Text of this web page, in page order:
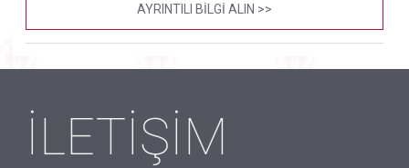
AYRINTILI BİLGİ ALIN >>
İLETİŞİM